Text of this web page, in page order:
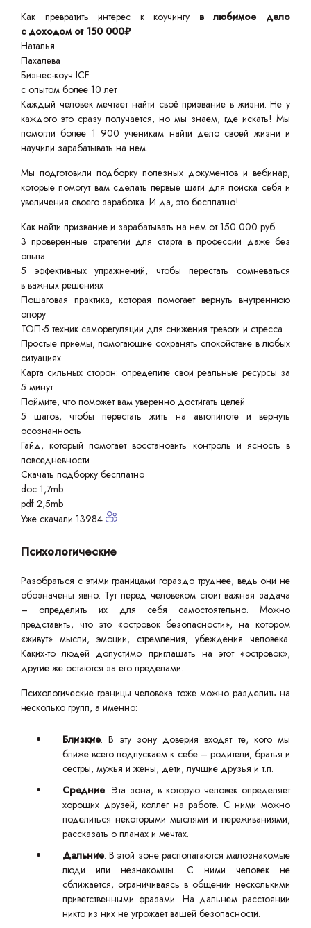
Как превратить интерес к коучингу в любимое дело
с доходом от 150 000₽
Наталья
Пахалева
Бизнес-коуч ICF
с опытом более 10 лет
Каждый человек мечтает найти своё призвание в жизни. Не у
каждого это сразу получается, но мы знаем, где искать! Мы
помогли более 1 900 ученикам найти дело своей жизни и
научили зарабатывать на нем.
Мы подготовили подборку полезных документов и вебинар,
которые помогут вам сделать первые шаги для поиска себя и
увеличения своего заработка. И да, это бесплатно!
Как найти призвание и зарабатывать на нем от 150 000 руб.
3 проверенные стратегии для старта в профессии даже без
опыта
5 эффективных упражнений, чтобы перестать сомневаться
в важных решениях
Пошаговая практика, которая помогает вернуть внутреннюю
опору
ТОП-5 техник саморегуляции для снижения тревоги и стресса
Простые приёмы, помогающие сохранять спокойствие в любых
ситуациях
Карта сильных сторон: определите свои реальные ресурсы за
5 минут
Поймите, что поможет вам уверенно достигать целей
5 шагов, чтобы перестать жить на автопилоте и вернуть
осознанность
Гайд, который помогает восстановить контроль и ясность в
повседневности
Скачать подборку бесплатно
doc 1,7mb
pdf 2,5mb
Уже скачали 13984
Психологические
Разобраться с этими границами гораздо труднее, ведь они не
обозначены явно. Тут перед человеком стоит важная задача
– определить их для себя самостоятельно. Можно
представить, что это «островок безопасности», на котором
«живут» мысли, эмоции, стремления, убеждения человека.
Каких-то людей допустимо приглашать на этот «островок»,
другие же остаются за его пределами.
Психологические границы человека тоже можно разделить на
несколько групп, а именно:
Близкие. В эту зону доверия входят те, кого мы
ближе всего подпускаем к себе – родители, братья и
сестры, мужья и жены, дети, лучшие друзья и т.п.
Средние. Эта зона, в которую человек определяет
хороших друзей, коллег на работе. С ними можно
поделиться некоторыми мыслями и переживаниями,
рассказать о планах и мечтах.
Дальние. В этой зоне располагаются малознакомые
люди или незнакомцы. С ними человек не
сближается, ограничиваясь в общении несколькими
приветственными фразами. На дальнем расстоянии
никто из них не угрожает вашей безопасности.